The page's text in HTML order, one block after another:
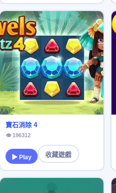
寶石消除 4
👁 196312
▶ Play 收藏遊戲